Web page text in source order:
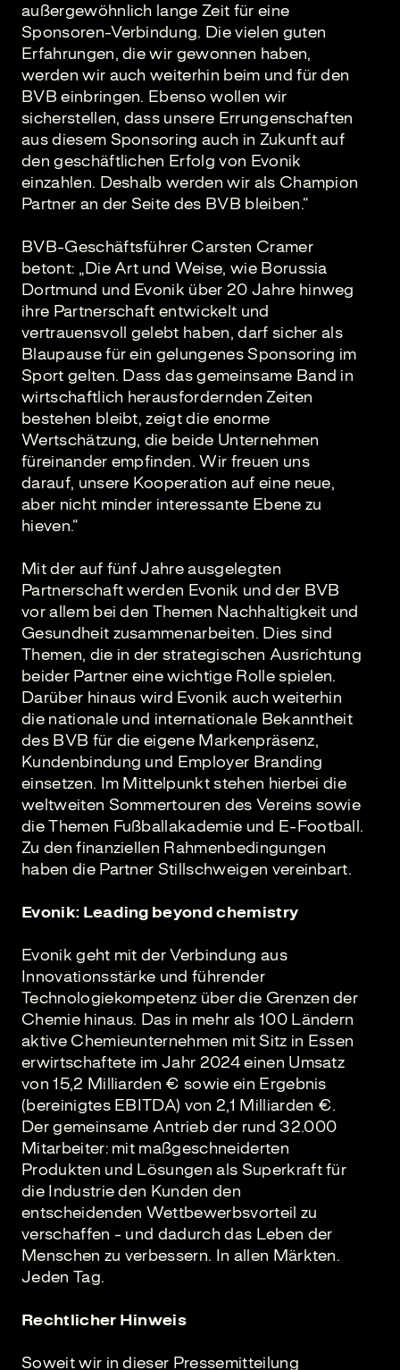
außergewöhnlich lange Zeit für eine
Sponsoren-Verbindung. Die vielen guten
Erfahrungen, die wir gewonnen haben,
werden wir auch weiterhin beim und für den
BVB einbringen. Ebenso wollen wir
sicherstellen, dass unsere Errungenschaften
aus diesem Sponsoring auch in Zukunft auf
den geschäftlichen Erfolg von Evonik
einzahlen. Deshalb werden wir als Champion
Partner an der Seite des BVB bleiben.“
BVB-Geschäftsführer Carsten Cramer
betont: „Die Art und Weise, wie Borussia
Dortmund und Evonik über 20 Jahre hinweg
ihre Partnerschaft entwickelt und
vertrauensvoll gelebt haben, darf sicher als
Blaupause für ein gelungenes Sponsoring im
Sport gelten. Dass das gemeinsame Band in
wirtschaftlich herausfordernden Zeiten
bestehen bleibt, zeigt die enorme
Wertschätzung, die beide Unternehmen
füreinander empfinden. Wir freuen uns
darauf, unsere Kooperation auf eine neue,
aber nicht minder interessante Ebene zu
hieven.“
Mit der auf fünf Jahre ausgelegten
Partnerschaft werden Evonik und der BVB
vor allem bei den Themen Nachhaltigkeit und
Gesundheit zusammenarbeiten. Dies sind
Themen, die in der strategischen Ausrichtung
beider Partner eine wichtige Rolle spielen.
Darüber hinaus wird Evonik auch weiterhin
die nationale und internationale Bekanntheit
des BVB für die eigene Markenpräsenz,
Kundenbindung und Employer Branding
einsetzen. Im Mittelpunkt stehen hierbei die
weltweiten Sommertouren des Vereins sowie
die Themen Fußballakademie und E-Football.
Zu den finanziellen Rahmenbedingungen
haben die Partner Stillschweigen vereinbart.
Evonik: Leading beyond chemistry
Evonik geht mit der Verbindung aus
Innovationsstärke und führender
Technologiekompetenz über die Grenzen der
Chemie hinaus. Das in mehr als 100 Ländern
aktive Chemieunternehmen mit Sitz in Essen
erwirtschaftete im Jahr 2024 einen Umsatz
von 15,2 Milliarden € sowie ein Ergebnis
(bereinigtes EBITDA) von 2,1 Milliarden €.
Der gemeinsame Antrieb der rund 32.000
Mitarbeiter: mit maßgeschneiderten
Produkten und Lösungen als Superkraft für
die Industrie den Kunden den
entscheidenden Wettbewerbsvorteil zu
verschaffen - und dadurch das Leben der
Menschen zu verbessern. In allen Märkten.
Jeden Tag.
Rechtlicher Hinweis
Soweit wir in dieser Pressemitteilung